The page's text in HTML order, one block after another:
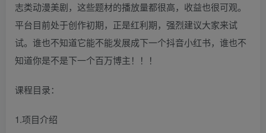
志类动漫美剧，这些题材的播放量都很高，收益也很可观。
平台目前处于创作初期，正是红利期，强烈建议大家来试
试。谁也不知道它能不能发展成下一个抖音小红书，谁也不
知道你是不是下一个百万博主！！！
课程目录：
1.项目介绍